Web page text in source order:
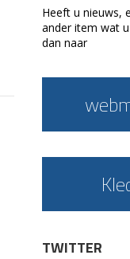
Heeft u nieuws,
ander item wat
dan naar
TWITTER